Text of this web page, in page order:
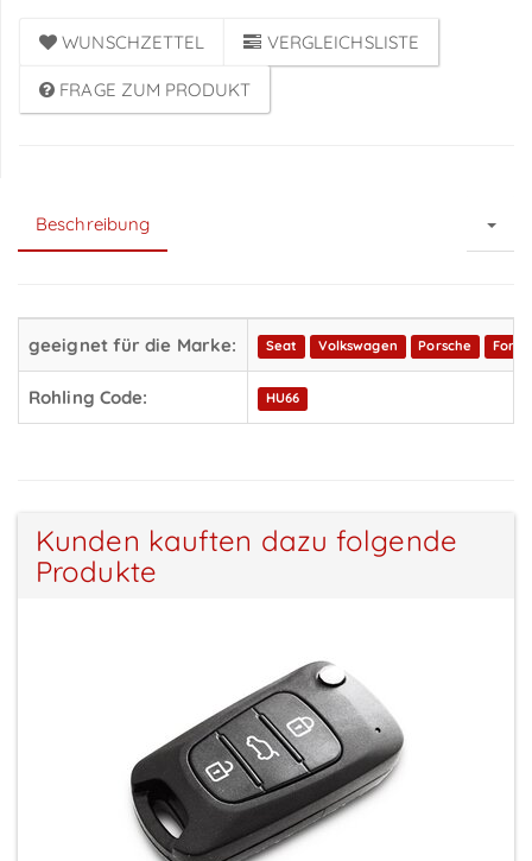
WUNSCHZETTEL VERGLEICHSLISTE
FRAGE ZUM PRODUKT
Beschreibung
geeignet für die Marke: Seat Volkswagen Porsche Ford
Rohling Code: HU66
Kunden kauften dazu folgende
Produkte